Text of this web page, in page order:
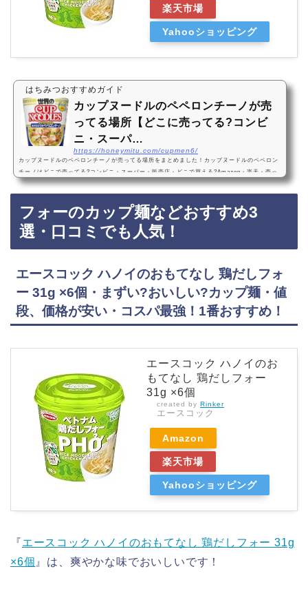
楽天市場
Yahooショッピング
はちみつおすすめガイド
カップヌードルのペペロンチーノが売
ってる場所【どこに売ってる?コンビ
ニ・スーパ…
https://honeymitu.com/cupmen6/
カップヌードルのペペロンチーノが売ってる場所をまとめました！カップヌードルのペペロン
チーノはどこで売ってる?コンビニ・スーパー・販売店・どこで買える?Amazon・楽天・売っ
てない? 魚介仕立てのペペロンチーノカップヌードルのペペロンチーノは、コンビニやスーパ
ーに売っています！売ってない店舗も多いので、Amazonや楽天でもカップヌードルのペペロ
ンチーノがお得に買えておすすめです！カップヌードルのペペロンチーノなどおすすめ3選・
口コミでも人気！日清 カップヌードル 魚介仕立ての ペペロンチーノ 71g ×12個・まずい?…
フォーのカップ麺などおすすめ3
選・口コミでも人気！
エースコック ハノイのおもてなし 鶏だしフォ
ー 31g ×6個・まずい?おいしい?カップ麺・値
段、価格が安い・コスパ最強！1番おすすめ！
エースコック ハノイのお
もてなし 鶏だしフォー
31g ×6個
created by Rinker
エースコック
Amazon
楽天市場
Yahooショッピング
『エースコック ハノイのおもてなし 鶏だしフォー 31g
×6個 』は、爽やかな味でおいしいです！